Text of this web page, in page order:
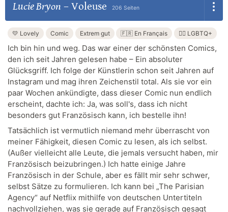
Lucie Bryon – Voleuse 206 Seiten
💛 Lovely Comic Extrem gut 🇫🇷 En Français 🏳️‍🌈 LGBTQ+
Ich bin hin und weg. Das war einer der schönsten Comics,
den ich seit Jahren gelesen habe – Ein absoluter
Glücksgriff. Ich folge der Künstlerin schon seit Jahren auf
Instagram und mag ihren Zeichenstil total. Als sie vor ein
paar Wochen ankündigte, dass dieser Comic nun endlich
erscheint, dachte ich: Ja, was soll's, dass ich nicht
besonders gut Französisch kann, ich bestelle ihn!
Tatsächlich ist vermutlich niemand mehr überrascht von
meiner Fähigkeit, diesen Comic zu lesen, als ich selbst.
(Außer vielleicht alle Leute, die jemals versucht haben, mir
Französisch beizubringen.) Ich hatte einige Jahre
Französisch in der Schule, aber es fällt mir sehr schwer,
selbst Sätze zu formulieren. Ich kann bei „The Parisian
Agency“ auf Netflix mithilfe von deutschen Untertiteln
nachvollziehen, was sie gerade auf Französisch gesagt